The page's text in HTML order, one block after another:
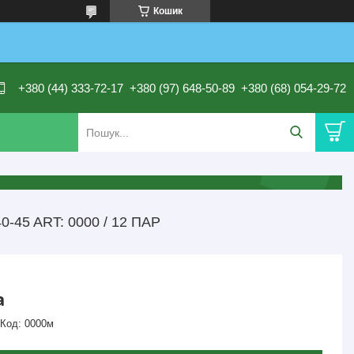
Кошик
+380 (44) 333-72-17 +380 (97) 648-50-89 +380 (68) 054-29-72
45 ART: 0000 / 12 ПАР
Код: 0000м